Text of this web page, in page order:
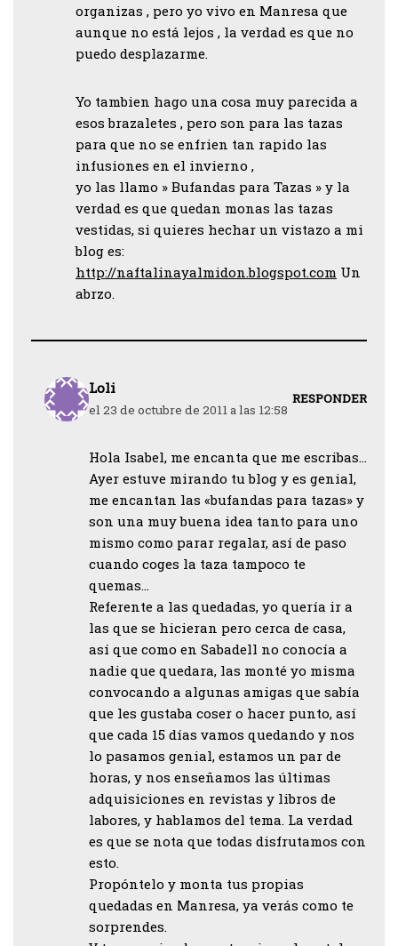
organizas , pero yo vivo en Manresa que
aunque no está lejos , la verdad es que no
puedo desplazarme.
Yo tambien hago una cosa muy parecida a
esos brazaletes , pero son para las tazas
para que no se enfrien tan rapido las
infusiones en el invierno ,
yo las llamo » Bufandas para Tazas » y la
verdad es que quedan monas las tazas
vestidas, si quieres hechar un vistazo a mi
blog es:
http://naftalinayalmidon.blogspot.com Un
abrzo.
Loli
el 23 de octubre de 2011 a las 12:58
RESPONDER
Hola Isabel, me encanta que me escribas…
Ayer estuve mirando tu blog y es genial,
me encantan las «bufandas para tazas» y
son una muy buena idea tanto para uno
mismo como parar regalar, así de paso
cuando coges la taza tampoco te
quemas…
Referente a las quedadas, yo quería ir a
las que se hicieran pero cerca de casa,
así que como en Sabadell no conocía a
nadie que quedara, las monté yo misma
convocando a algunas amigas que sabía
que les gustaba coser o hacer punto, así
que cada 15 días vamos quedando y nos
lo pasamos genial, estamos un par de
horas, y nos enseñamos las últimas
adquisiciones en revistas y libros de
labores, y hablamos del tema. La verdad
es que se nota que todas disfrutamos con
esto.
Propóntelo y monta tus propias
quedadas en Manresa, ya verás como te
sorprendes.